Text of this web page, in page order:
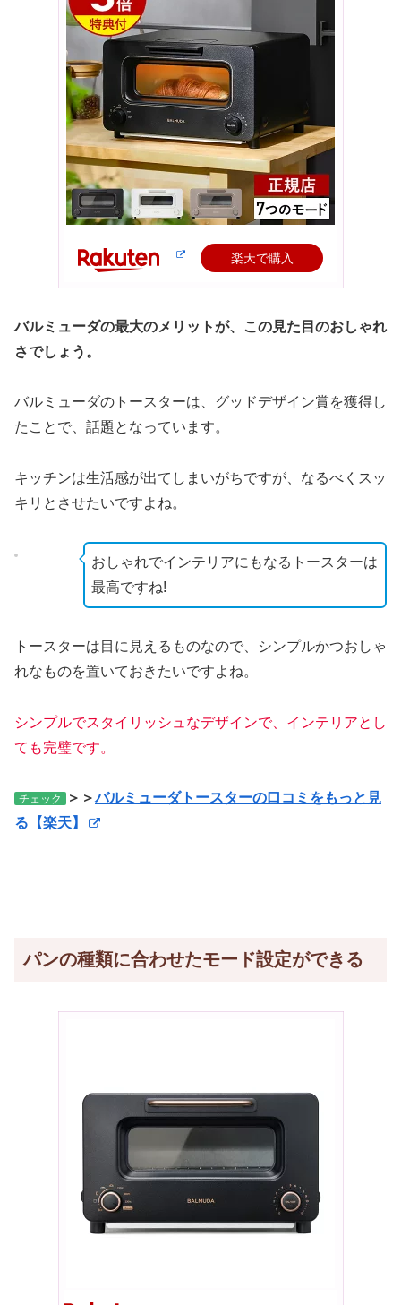
楽天で購入
バルミューダの最大のメリットが、この見た目のおしゃれ
さでしょう。
バルミューダのトースターは、グッドデザイン賞を獲得し
たことで、話題となっています。
キッチンは生活感が出てしまいがちですが、なるべくスッ
キリとさせたいですよね。
おしゃれでインテリアにもなるトースターは
最高ですね!
トースターは目に見えるものなので、シンプルかつおしゃ
れなものを置いておきたいですよね。
シンプルでスタイリッシュなデザインで、インテリアとし
ても完璧です。
チェック ＞＞バルミューダトースターの口コミをもっと見
る【楽天】
パンの種類に合わせたモード設定ができる